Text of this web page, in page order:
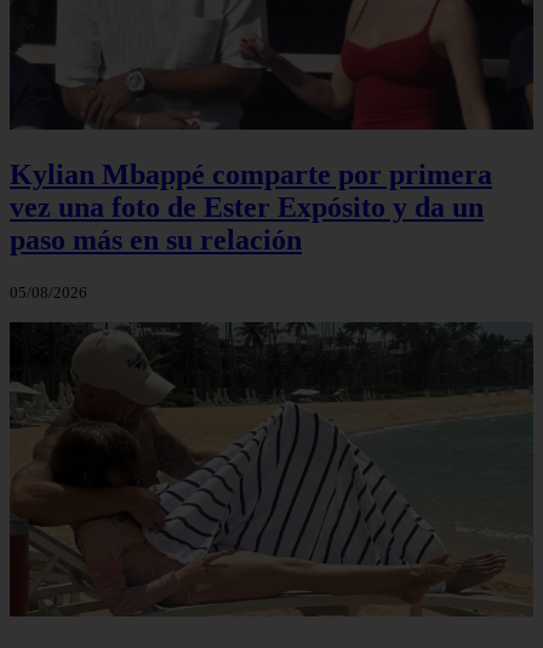
Kylian Mbappé comparte por primera
vez una foto de Ester Expósito y da un
paso más en su relación
05/08/2026